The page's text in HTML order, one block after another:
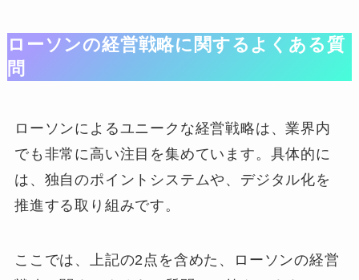
ローソンの経営戦略に関するよくある質
問
ローソンによるユニークな経営戦略は、業界内
でも非常に高い注目を集めています。具体的に
は、独自のポイントシステムや、デジタル化を
推進する取り組みです。
ここでは、上記の2点を含めた、ローソンの経営